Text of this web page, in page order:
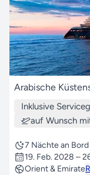
Arabische
Inklusive
auf Wunsch
7 Nächte an Bord
19. Feb. 2028 –
Orient & Emirate